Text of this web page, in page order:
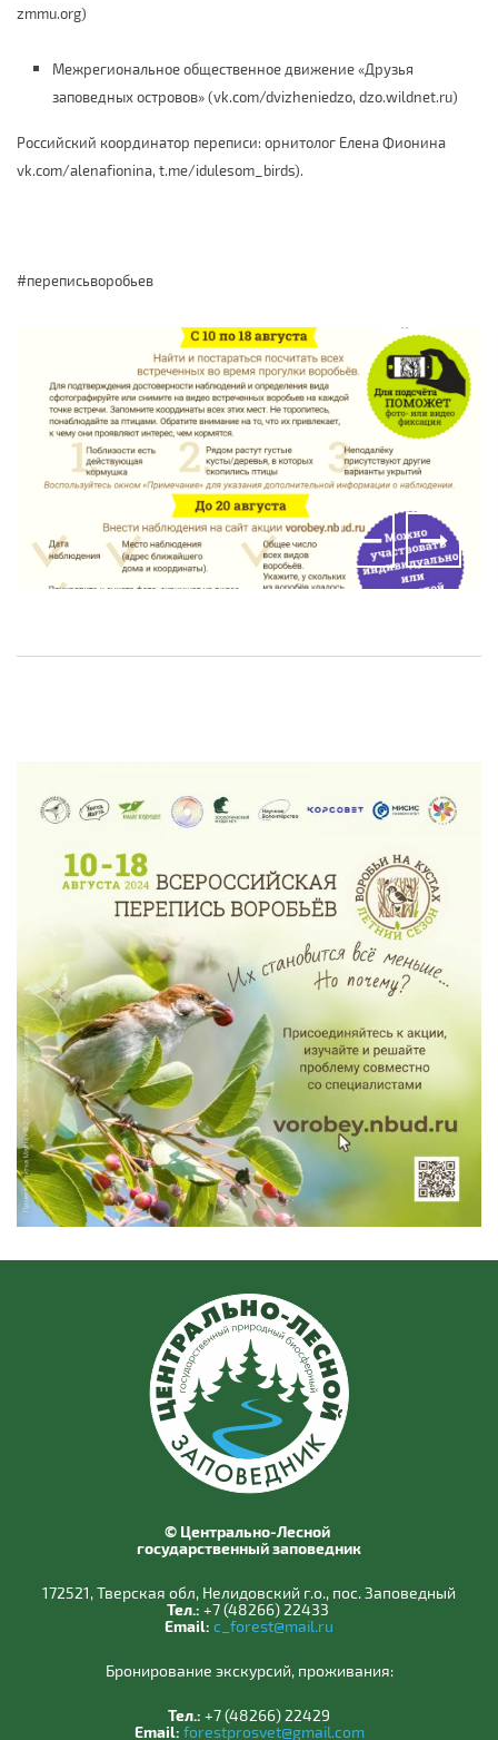
zmmu.org)
Межрегиональное общественное движение «Друзья
заповедных островов» (vk.com/dvizheniedzo, dzo.wildnet.ru)
Российский координатор переписи: орнитолог Елена Фионина
vk.com/alenafionina, t.me/idulesom_birds).
#переписьворобьев
© Центрально-Лесной
государственный заповедник
172521, Тверская обл, Нелидовский г.о., пос. Заповедный
Тел.: +7 (48266) 22433
Email: c_forest@mail.ru
Бронирование экскурсий, проживания:
Тел.: +7 (48266) 22429
Email: forestprosvet@gmail.com